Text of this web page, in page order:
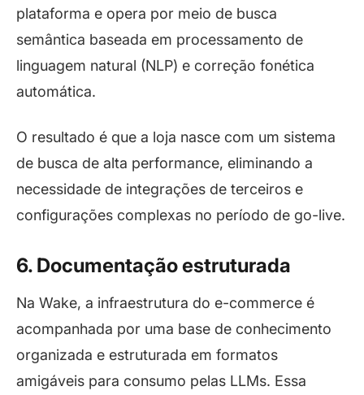
plataforma e opera por meio de busca
semântica baseada em processamento de
linguagem natural (NLP) e correção fonética
automática.
O resultado é que a loja nasce com um sistema
de busca de alta performance, eliminando a
necessidade de integrações de terceiros e
configurações complexas no período de go-live.
6. Documentação estruturada
Na Wake, a infraestrutura do e-commerce é
acompanhada por uma base de conhecimento
organizada e estruturada em formatos
amigáveis para consumo pelas LLMs. Essa